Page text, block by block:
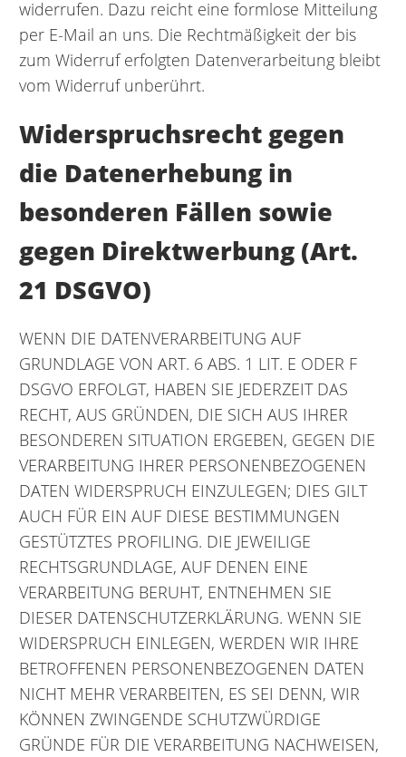
widerrufen. Dazu reicht eine formlose Mitteilung
per E-Mail an uns. Die Rechtmäßigkeit der bis
zum Widerruf erfolgten Datenverarbeitung bleibt
vom Widerruf unberührt.
Widerspruchsrecht gegen
die Datenerhebung in
besonderen Fällen sowie
gegen Direktwerbung (Art.
21 DSGVO)
WENN DIE DATENVERARBEITUNG AUF
GRUNDLAGE VON ART. 6 ABS. 1 LIT. E ODER F
DSGVO ERFOLGT, HABEN SIE JEDERZEIT DAS
RECHT, AUS GRÜNDEN, DIE SICH AUS IHRER
BESONDEREN SITUATION ERGEBEN, GEGEN DIE
VERARBEITUNG IHRER PERSONENBEZOGENEN
DATEN WIDERSPRUCH EINZULEGEN; DIES GILT
AUCH FÜR EIN AUF DIESE BESTIMMUNGEN
GESTÜTZTES PROFILING. DIE JEWEILIGE
RECHTSGRUNDLAGE, AUF DENEN EINE
VERARBEITUNG BERUHT, ENTNEHMEN SIE
DIESER DATENSCHUTZERKLÄRUNG. WENN SIE
WIDERSPRUCH EINLEGEN, WERDEN WIR IHRE
BETROFFENEN PERSONENBEZOGENEN DATEN
NICHT MEHR VERARBEITEN, ES SEI DENN, WIR
KÖNNEN ZWINGENDE SCHUTZWÜRDIGE
GRÜNDE FÜR DIE VERARBEITUNG NACHWEISEN,